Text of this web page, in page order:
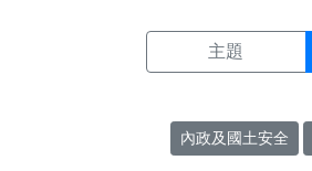
主題
內政及國土安全